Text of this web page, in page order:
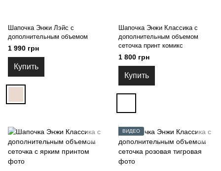
Шапочка Энжи Лэйс с
дополнительным объемом
1 990 грн
Купить
Шапочка Энжи Классика с
дополнительным объемом
сеточка принт комикс
1 800 грн
Купить
ВИДЕО